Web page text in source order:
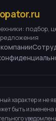
подбор,
характер и не
быть изменена